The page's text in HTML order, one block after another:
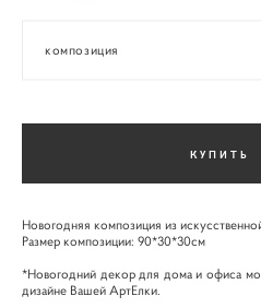
композиция
КУПИТЬ
Новогодняя композиция из
Размер композиции: 90*30*30см
*Новогодний декор для дома и офиса
дизайне Вашей АртЕлки.